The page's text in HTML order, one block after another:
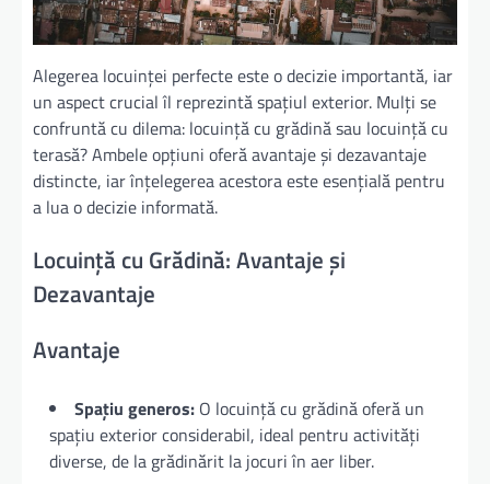
Alegerea locuinței perfecte este o decizie importantă, iar
un aspect crucial îl reprezintă spațiul exterior. Mulți se
confruntă cu dilema: locuință cu grădină sau locuință cu
terasă? Ambele opțiuni oferă avantaje și dezavantaje
distincte, iar înțelegerea acestora este esențială pentru
a lua o decizie informată.
Locuință cu Grădină: Avantaje și
Dezavantaje
Avantaje
Spațiu generos: O locuință cu grădină oferă un
spațiu exterior considerabil, ideal pentru activități
diverse, de la grădinărit la jocuri în aer liber.